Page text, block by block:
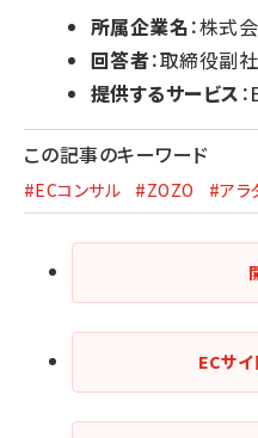
所属企業名：株式
回答者：取締役副
提供するサービス ：
この記事のキーワード
#ECコンサル #ZOZO #アラ
ECサ